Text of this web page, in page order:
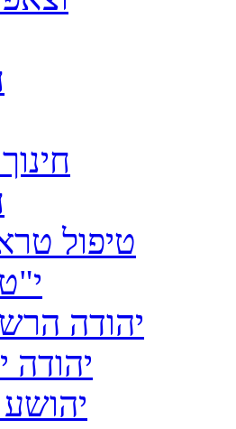
טיפול
יהודה
יהודה